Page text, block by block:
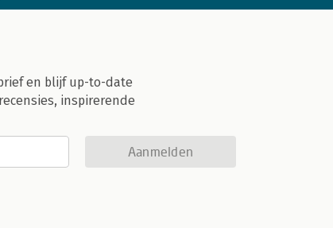
en blijf up-to-date
inspirerende
Aanmelden